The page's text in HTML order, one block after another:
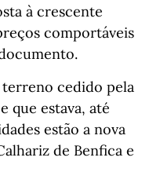
à crescente
comportáveis
cedido pela
que estava, até
estão a nova
de Benfica e